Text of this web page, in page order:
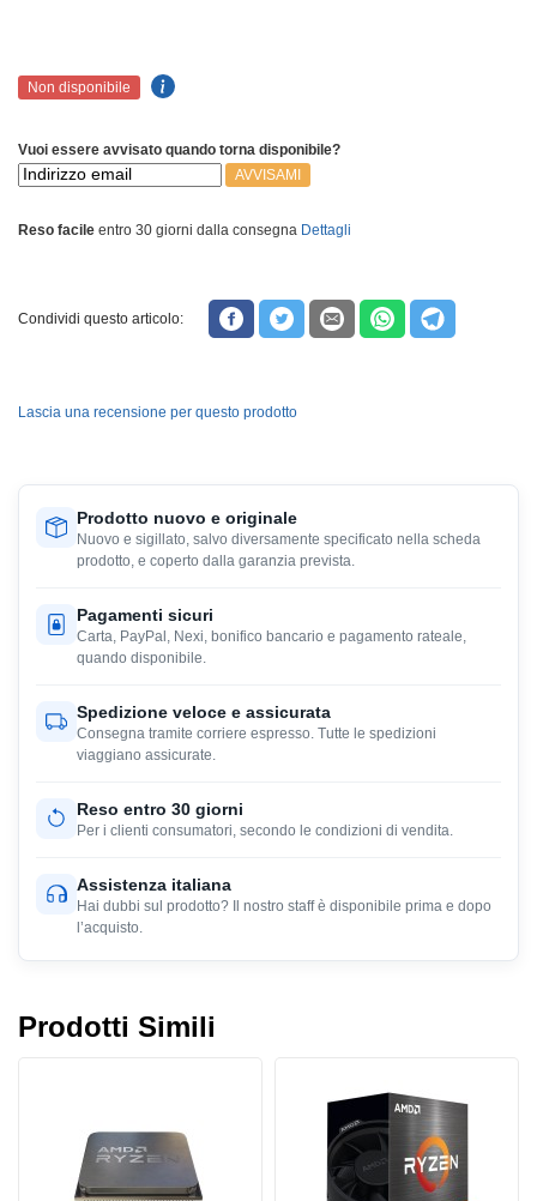
Non disponibile
Vuoi essere avvisato quando torna disponibile?
AVVISAMI
Reso facile entro 30 giorni dalla consegna Dettagli
Condividi questo articolo:
Lascia una recensione per questo prodotto
Prodotto nuovo e originale
Nuovo e sigillato, salvo diversamente specificato nella scheda
prodotto, e coperto dalla garanzia prevista.
Pagamenti sicuri
Carta, PayPal, Nexi, bonifico bancario e pagamento rateale,
quando disponibile.
Spedizione veloce e assicurata
Consegna tramite corriere espresso. Tutte le spedizioni
viaggiano assicurate.
Reso entro 30 giorni
Per i clienti consumatori, secondo le condizioni di vendita.
Assistenza italiana
Hai dubbi sul prodotto? Il nostro staff è disponibile prima e dopo
l’acquisto.
Prodotti Simili